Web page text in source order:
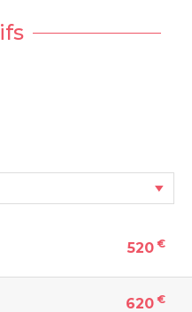
520 €
620 €